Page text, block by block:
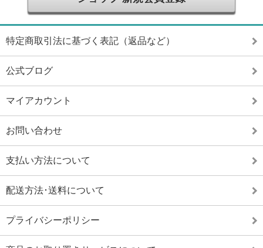
特定商取引法に基づく表記（返品など）
公式ブログ
マイアカウント
お問い合わせ
支払い方法について
配送方法･送料について
プライバシーポリシー